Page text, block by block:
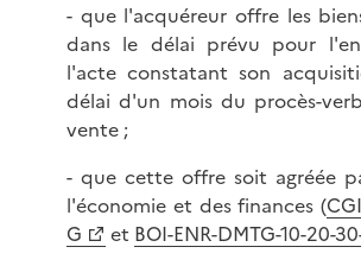
- que l'acquéreur offre les
dans le délai prévu pour
l'acte constatant son
délai d'un mois du procès-
vente ;
- que cette offre soit agréée
l'économie et des finances (
G
et BOI-ENR-DMTG-10-20-